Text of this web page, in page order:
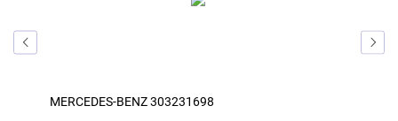
MERCEDES-BENZ 303231698